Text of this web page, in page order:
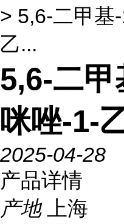
> 5,6-二甲基
乙...
5,6-二
咪唑-1-
2025-04-28
产品详情
产地
上海